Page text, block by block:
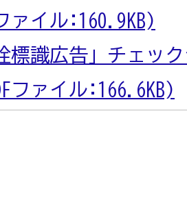
ァイル:160.9KB)
標識広告」チェッ
ファイル:166.6KB)